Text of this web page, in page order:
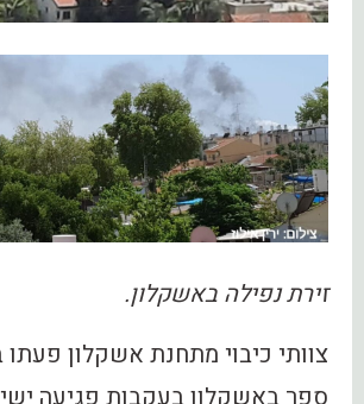
זירת נפילה באשקלון.
צוותי כיבוי מתחנת אשקלון